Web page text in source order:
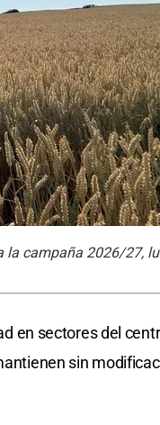
la campaña 2026/27,
en sectores del
sin